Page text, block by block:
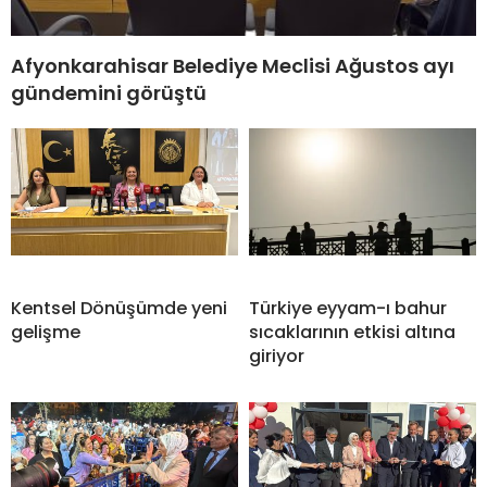
Afyonkarahisar Belediye Meclisi Ağustos ayı
gündemini görüştü
Kentsel Dönüşümde yeni
gelişme
Türkiye eyyam-ı bahur
sıcaklarının etkisi altına
giriyor